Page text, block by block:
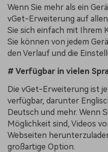
Wenn Sie mehr als ein
vGet-Erweiterung auf
Sie sich einfach mit Ihrem
Sie können von jedem
den Verlauf und die
# Verfügbar in vielen
Die vGet-Erweiterung ist
verfügbar, darunter
Deutsch und mehr. Wenn
Möglichkeit sind, Videos
Webseiten
großartige Option.